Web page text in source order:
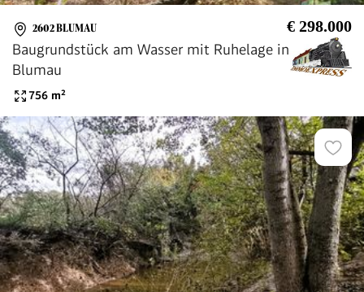
2602 BLUMAU € 298.000
Baugrundstück am Wasser mit Ruhelage in
Blumau
756 m²